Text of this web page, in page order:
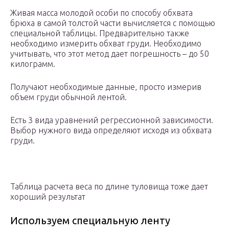
Живая масса молодой особи по способу обхвата
брюха в самой толстой части вычисляется с помощью
специальной таблицы. Предварительно также
необходимо измерить обхват груди. Необходимо
учитывать, что этот метод дает погрешность – до 50
килограмм.
Получают необходимые данные, просто измерив
объем груди обычной лентой.
Есть 3 вида уравнений регрессионной зависимости.
Выбор нужного вида определяют исходя из обхвата
груди.
Таблица расчета веса по длине туловища тоже дает
хороший результат
Используем специальную ленту